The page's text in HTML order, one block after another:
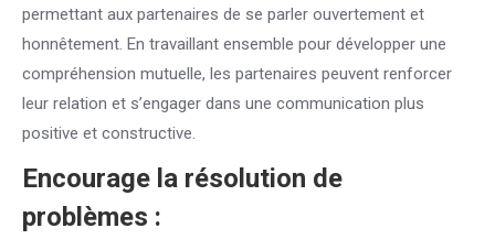
permettant aux partenaires de se parler ouvertement et
honnêtement. En travaillant ensemble pour développer une
compréhension mutuelle, les partenaires peuvent renforcer
leur relation et s’engager dans une communication plus
positive et constructive.
Encourage la résolution de
problèmes :